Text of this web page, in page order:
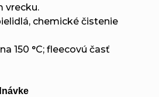
vrecku.
chemické čistenie
150 °C; fleecovú časť